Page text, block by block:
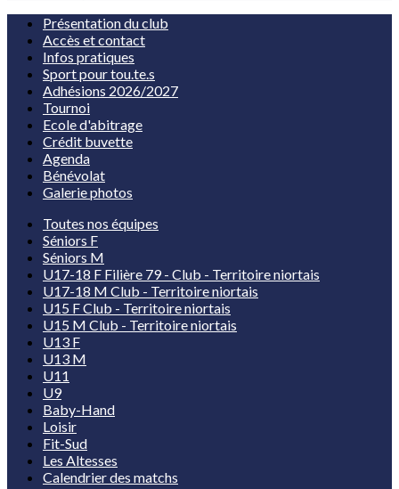
Présentation du club
Accès et contact
Infos pratiques
Sport pour tou.te.s
Adhésions 2026/2027
Tournoi
Ecole d'abitrage
Crédit buvette
Agenda
Bénévolat
Galerie photos
Toutes nos équipes
Séniors F
Séniors M
U17-18 F Filière 79 - Club - Territoire niortais
U17-18 M Club - Territoire niortais
U15 F Club - Territoire niortais
U15 M Club - Territoire niortais
U13 F
U13 M
U11
U9
Baby-Hand
Loisir
Fit-Sud
Les Altesses
Calendrier des matchs